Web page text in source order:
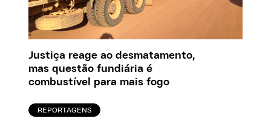
Justiça reage ao desmatamento,
mas questão fundiária é
combustível para mais fogo
REPORTAGENS